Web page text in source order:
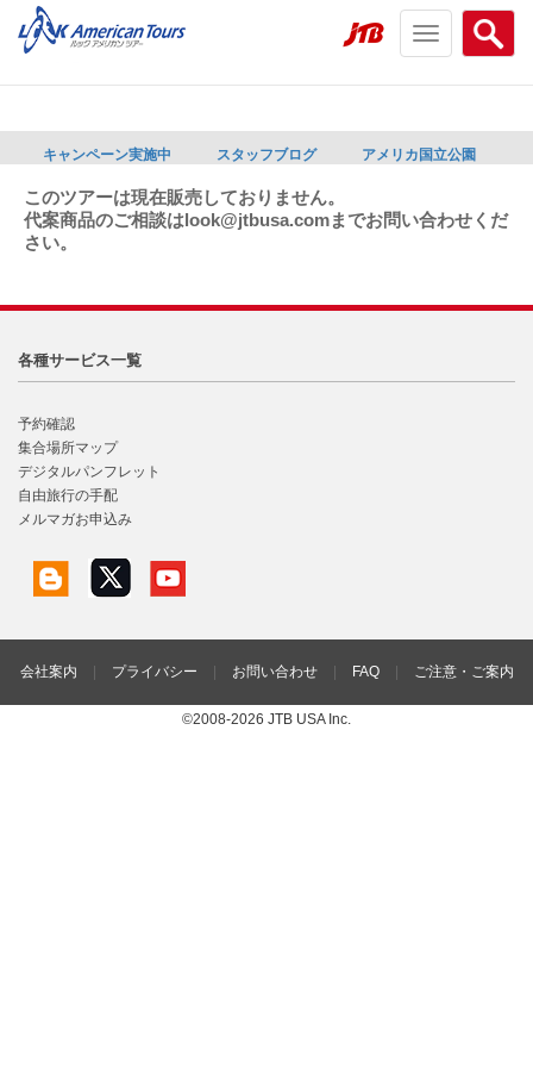
Search
menu
Toggle
navigation
キャンペーン実施中 スタッフブログ アメリカ国立公園
このツアーは現在販売しておりません。
代案商品のご相談はlook@jtbusa.comまでお問い合わせくだ
さい。
各種サービス一覧
予約確認
集合場所マップ
デジタルパンフレット
自由旅行の手配
メルマガお申込み
会社案内 プライバシー お問い合わせ FAQ ご注意・ご案内
©2008-2026 JTB USA Inc.